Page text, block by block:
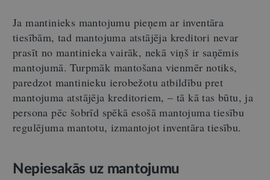
Ja mantinieks mantojumu pieņem ar inventāra
tiesībām, tad mantojuma atstājēja kreditori nevar
prasīt no mantinieka vairāk, nekā viņš ir saņēmis
mantojumā. Turpmāk mantošana vienmēr notiks,
paredzot mantinieku ierobežotu atbildību pret
mantojuma atstājēja kreditoriem, – tā kā tas būtu, ja
persona pēc šobrīd spēkā esošā mantojuma tiesību
regulējuma mantotu, izmantojot inventāra tiesību.
Nepiesakās uz mantojumu